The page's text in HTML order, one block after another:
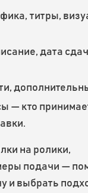
титры,
дата
— кто
на ролики,
подачи —
и выбрать